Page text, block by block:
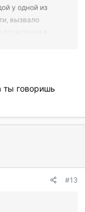
у одной из
вызвало
в
поведения», –
ты говоришь
#13